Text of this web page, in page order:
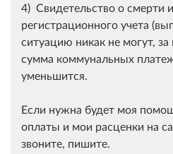
4) Свидетельство о смерти
регистрационного учета
ситуацию никак не могут,
сумма коммунальных
уменьшится.
Если нужна будет моя
оплаты и мои расценки на
звоните, пишите.